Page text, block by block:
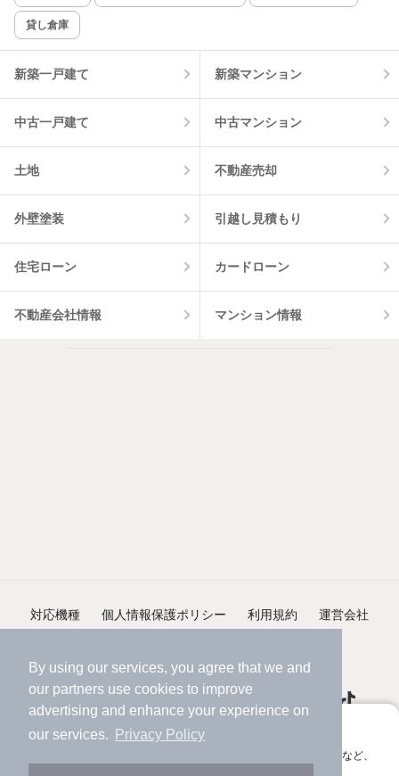
By using our services, you agree that we and
our partners use cookies to improve
advertising and enhance your experience on
our services.
Privacy Policy
アプリに切り替えて、サクサクお部屋探し
会員登録なしですぐ使える。マップ検索やお気に入り保存など、
該当件数:
2件
貸し倉庫
新築一戸建て 新築マンション
中古一戸建て 中古マンション
土地 不動産売却
外壁塗装 引越し見積もり
住宅ローン カードローン
不動産会社情報 マンション情報
対応機種 個人情報保護ポリシー 利用規約 運営会社
©NIFTY Lifestyle Co., Ltd.